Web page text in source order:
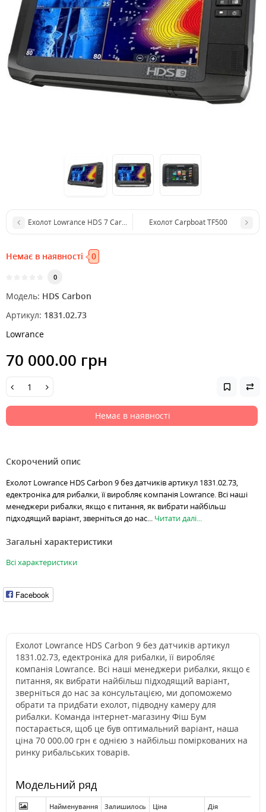
Ехолот Lowrance HDS 7 Carbon без датчиківЕхолот Carpboat TF500
Немає в наявності 0
0
Модель: HDS Carbon
Артикул: 1831.02.73
Lowrance
70 000.00 грн
Немає в наявності
Скорочений опис
Ехолот Lowrance HDS Carbon 9 без датчиків артикул 1831.02.73,
едектроніка для рибалки, її виробляє компанія Lowrance. Всі наші
менеджери рибалки, якщо є питання, як вибрати найбільш
підходящий варіант, зверніться до нас... Читати далі...
Загальні характеристики
Всі характеристики
Facebook
Ехолот Lowrance HDS Carbon 9 без датчиків артикул
1831.02.73, едектроніка для рибалки, її виробляє
компанія Lowrance. Всі наші менеджери рибалки, якщо є
питання, як вибрати найбільш підходящий варіант,
зверніться до нас за консультацією, ми допоможемо
обрати та придбати ехолот, підводну камеру для
рибалки. Команда інтернет-магазину Фіш Бум
постарається, щоб це був оптимальний варіант, наша
ціна 70 000.00 грн є однією з найбільш поміркованих на
ринку рибальських товарів.
Модельний ряд
Найменування Залишилось Ціна Дія